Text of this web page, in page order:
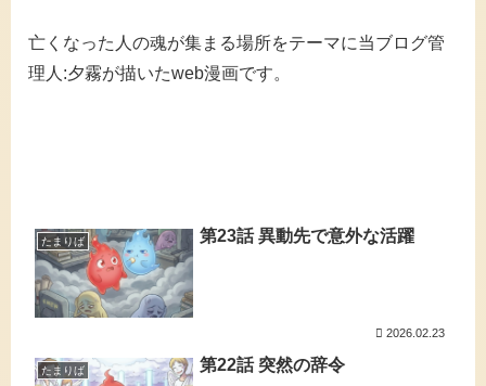
亡くなった人の魂が集まる場所をテーマに当ブログ管
理人:夕霧が描いたweb漫画です。
たまりば 第23話 異動先で意外な活躍
2026.02.23
たまりば 第22話 突然の辞令